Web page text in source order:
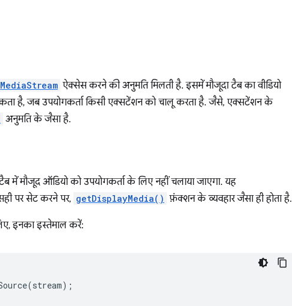
MediaStream ऐक्सेस करने की अनुमति मिलती है. इसमें मौजूदा टैब का वीडियो
है, जब उपयोगकर्ता किसी एक्सटेंशन को चालू करता है. जैसे, एक्सटेंशन के
अनुमति के जैसा है.
में मौजूद ऑडियो को उपयोगकर्ता के लिए नहीं चलाया जाएगा. यह
पर सेट करने पर, getDisplayMedia() फ़ंक्शन के व्यवहार जैसा ही होता है.
इनका इस्तेमाल करें:
(stream);